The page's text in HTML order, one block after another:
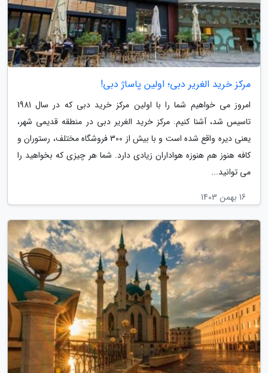
مرکز خرید الغریر دبی؛ اولین پاساژ دبی!
امروز می خواهیم شما را با اولین مرکز خرید دبی که در سال 1981
تاسیس شد، آشنا کنیم. مرکز خرید الغریر دبی در منطقه قدیمی شهر،
یعنی دیره واقع شده است و با بیش از 300 فروشگاه مختلف، رستوران و
کافه هنوز هم هنوزه هواداران زیادی دارد. شما هر چیزی که بخواهید را
می توانید...
16 بهمن 1403